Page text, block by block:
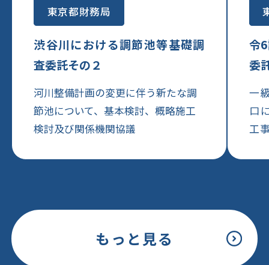
東京都財務局
渋谷川における調節池等基礎調
査委託その２
河川整備計画の変更に伴う新たな調
節池について、基本検討、概略施工
検討及び関係機関協議
令
委
一
口
工
もっと見る